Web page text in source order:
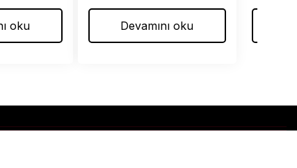
oku Devamını oku